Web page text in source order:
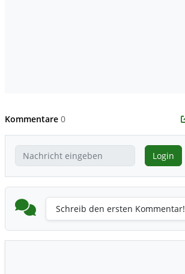
Kommentare 0
Login
Schreib den ersten Kommentar!